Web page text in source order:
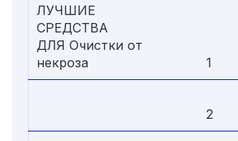
ЛУЧШИЕ
СРЕДСТВА
ДЛЯ Очистки от
некроза
1
2